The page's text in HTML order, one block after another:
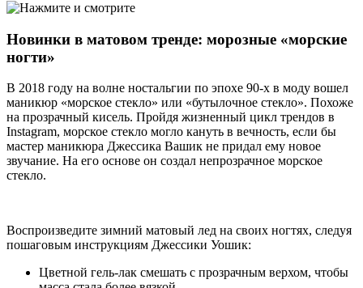
Новинки в матовом тренде: морозные «морские
ногти»
В 2018 году на волне ностальгии по эпохе 90-х в моду вошел
маникюр «морское стекло» или «бутылочное стекло». Похоже
на прозрачный кисель. Пройдя жизненный цикл трендов в
Instagram, морское стекло могло кануть в вечность, если бы
мастер маникюра Джессика Вашик не придал ему новое
звучание. На его основе он создал непрозрачное морское
стекло.
Воспроизведите зимний матовый лед на своих ногтях, следуя
пошаговым инструкциям Джессики Уошик:
Цветной гель-лак смешать с прозрачным верхом, чтобы